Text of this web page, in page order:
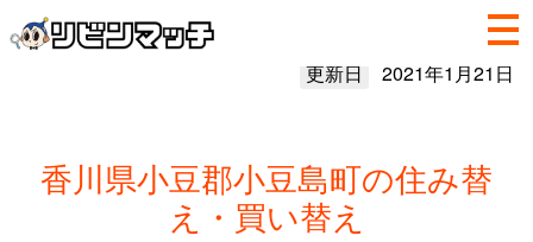
更新日 2021年1月21日
香川県小豆郡小豆島町の住み替
え・買い替え